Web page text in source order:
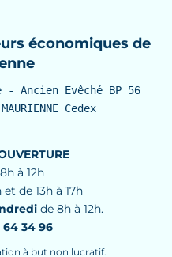
économiques de
- Ancien Evêché BP 56
Cedex
à 12h
et de 13h à 17h
de 8h à 12h.
64 34 96
à but non lucratif.